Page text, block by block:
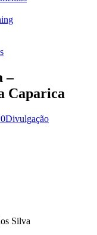
–
Caparica
Divulgação
Silva